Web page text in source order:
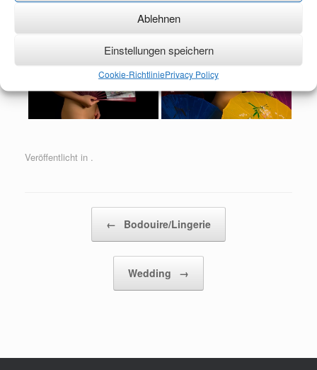
Ablehnen
Einstellungen speichern
Cookie-RichtliniePrivacy Policy
Veröffentlicht in .
← Bodouire/Lingerie
Wedding →